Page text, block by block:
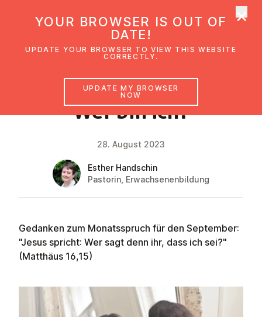
Wer bin ich?
FAITH IMPULSE
28. August 2023
Esther Handschin
Pastorin, Erwachsenenbildung
Gedanken zum Monatsspruch für den September:
"Jesus spricht: Wer sagt denn ihr, dass ich sei?"
(Matthäus 16,15)
YOUR BROWSER IS OUT OF
DATE!
UPDATE YOUR BROWSER TO VIEW THIS WEBSITE
CORRECTLY.
UPDATE MY BROWSER
NOW
×